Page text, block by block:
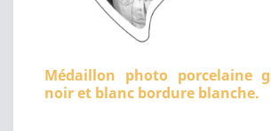
Médaillon photo porcelaine
noir et blanc bordure blanche.